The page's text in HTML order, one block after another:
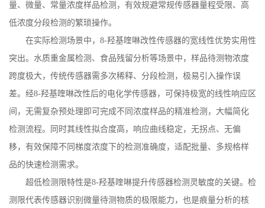
量、微量、常量浓度样品检测，有效规避常规传感器量程受限、高
低浓度分段检测的繁琐操作。
在实际检测场景中， 8-羟基喹啉改性传感器的宽线性优势实用性
突出。水质重金属检测、食品残留分析等场景中，样品待测物浓度
跨度极大，传统传感器需多次稀释、分段检测，极易引入操作误
差。经8-羟基喹啉改性后的电化学传感器，可保持极宽的线性响应区
间，无需复杂预处理即可完成不同浓度样品的精准检测，大幅简化
检测流程。同时其线性拟合度高，响应曲线稳定，无拐点、无偏
移，有效保障不同梯度浓度下的检测准确度，适配批量、多规格样
品的快速检测需求。
超低检测限特性是8-羟基喹啉提升传感器检测灵敏度的关键。检
测限代表传感器识别微量待测物质的极限能力，也是痕量分析的核